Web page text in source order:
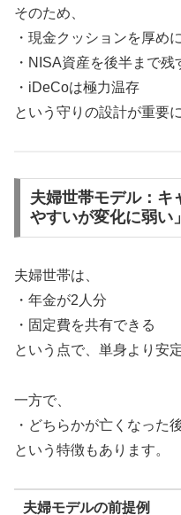
そのため、
・現金クッションを厚め
・NISA資産を後半まで残
・iDeCoは極力温存
という守りの設計が重要
夫婦世帯モデル：キ
やすいが変化に弱い」
夫婦世帯は、
・年金が2人分
・固定費を共有できる
という点で、単身より安
一方で、
・どちらかが亡くなった
という特徴もあります。
夫婦モデルの前提例